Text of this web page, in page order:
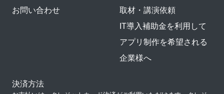
お問い合わせ
取材・講演依頼
IT導入補助金を利用して
アプリ制作を希望される
企業様へ
決済方法